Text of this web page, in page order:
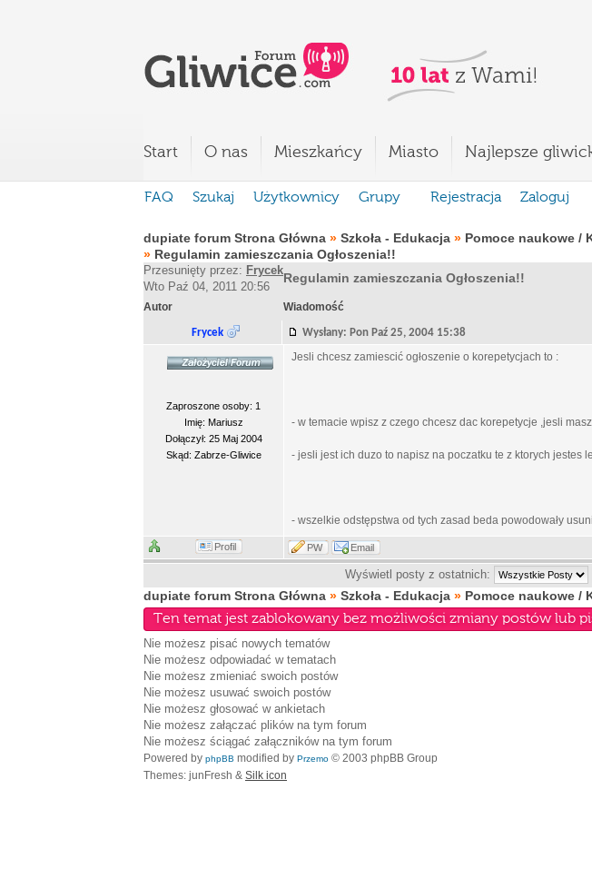
Start O nas Mieszkańcy Miasto Najlepsze
FAQ Szukaj Użytkownicy Grupy Rejestracja Zaloguj
dupiate forum Strona Główna » Szkoła - Edukacja » Pomoce naukowe /
» Regulamin zamieszczania Ogłoszenia!!
Przesunięty przez: Frycek
Wto Paź 04, 2011 20:56
Regulamin zamieszczania Ogłoszenia!!
Autor Wiadomość
Frycek Wysłany: Pon Paź 25, 2004 15:38
Zaproszone osoby: 1
Imię: Mariusz
Dołączył: 25 Maj 2004
Skąd: Zabrze-Gliwice
Jesli chcesz zamiescić ogłoszenie o korepetycjach to :
- w temacie wpisz z czego chcesz dac korepetycje ,jesli
- jesli jest ich duzo to napisz na poczatku te z ktorych jestes
- wszelkie odstępstwa od tych zasad beda powodowały
Profil PW Email
Wyświetl posty z ostatnich:
dupiate forum Strona Główna » Szkoła - Edukacja » Pomoce naukowe /
Ten temat jest zablokowany bez możliwości zmiany postów lub
Nie możesz pisać nowych tematów
Nie możesz odpowiadać w tematach
Nie możesz zmieniać swoich postów
Nie możesz usuwać swoich postów
Nie możesz głosować w ankietach
Nie możesz załączać plików na tym forum
Nie możesz ściągać załączników na tym forum
Powered by phpBB modified by Przemo © 2003 phpBB Group
Themes: junFresh & Silk icon